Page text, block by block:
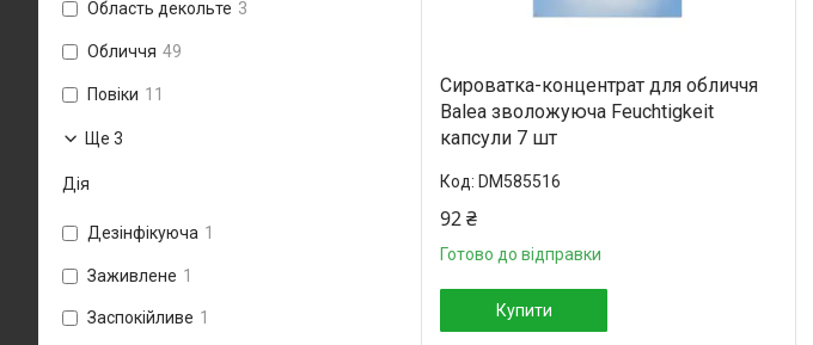
Сироватка-концентрат для обличчя
Balea зволожуюча Feuchtigkeit
капсули 7 шт
DM585516
92 ₴
Готово до відправки
Купити
Область декольте 3
Обличчя 49
Повіки 11
Ще 3
Дія
Дезінфікуюча 1
Заживлене 1
Заспокійливе 1